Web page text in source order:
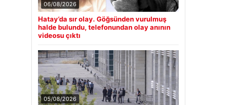
06/08/2026
Hatay’da sır olay. Göğsünden vurulmuş
halde bulundu, telefonundan olay anının
videosu çıktı
05/08/2026